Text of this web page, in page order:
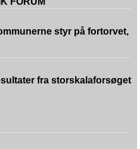
styr på fortorvet,
fra storskalaforsøget